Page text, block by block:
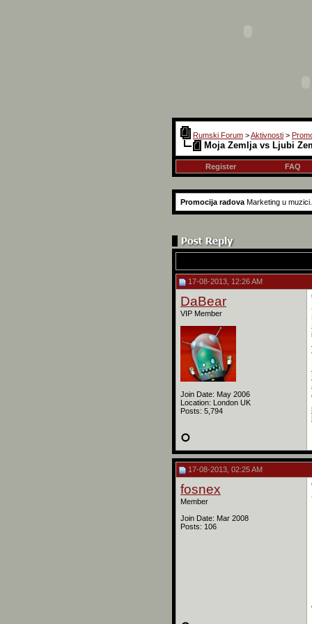
Rumski Forum >Aktivnosti >
Moja Zemlja vs Ljubi
Register FAQ
Promocija radova Marketing u
17-08-2013, 12:26 AM
DaBear
VIP Member
Join Date: May 2006
Location: London UK
Posts: 5,794
17-08-2013, 02:25 AM
fosnex
Member
Join Date: Mar 2008
Posts: 106